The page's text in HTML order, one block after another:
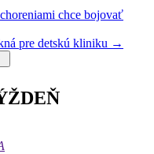
chce bojovať
pre detskú kliniku →